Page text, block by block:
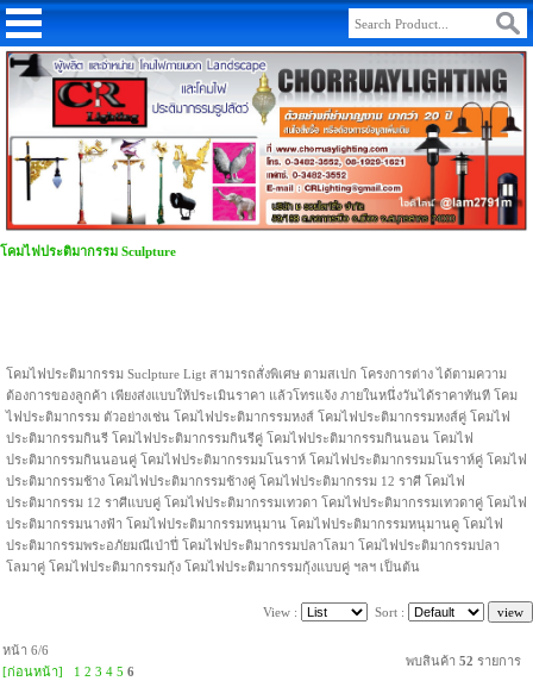
โคมไฟประติมากรรม Sculpture
โคมไฟประติมากรรม Suclpture Ligt สามารถสั่งพิเศษ ตามสเปก โครงการต่าง ได้ตามความ
ต้องการของลูกค้า เพียงส่งแบบให้ประเมินราคา แล้วโทรแจ้ง ภายในหนึ่งวันได้ราคาทันที โคม
ไฟประติมากรรม ตัวอย่างเช่น โคมไฟประติมากรรมหงส์ โคมไฟประติมากรรมหงส์คู่ โคมไฟ
ประติมากรรมกินรี โคมไฟประติมากรรมกินรีคู่ โคมไฟประติมากรรมกินนอน โคมไฟ
ประติมากรรมกินนอนคู่ โคมไฟประติมากรรมมโนราห์ โคมไฟประติมากรรมมโนราห์คู่ โคมไฟ
ประติมากรรมช้าง โคมไฟประติมากรรมช้างคู่ โคมไฟประติมากรรม 12 ราศี โคมไฟ
ประติมากรรม 12 ราศีแบบคู่ โคมไฟประติมากรรมเทวดา โคมไฟประติมากรรมเทวดาคู่ โคมไฟ
ประติมากรรมนางฟ้า โคมไฟประติมากรรมหนุมาน โคมไฟประติมากรรมหนุมานคู โคมไฟ
ประติมากรรมพระอภัยมณีเป่าปี่ โคมไฟประติมากรรมปลาโลมา โคมไฟประติมากรรมปลา
โลมาคู่ โคมไฟประติมากรรมกุ้ง โคมไฟประติมากรรมกุ้งแบบคู่ ฯลฯ เป็นต้น
View : Sort :
หน้า 6/6
[ก่อนหน้า]
1 2 3 4 5 6
พบสินค้า 52 รายการ